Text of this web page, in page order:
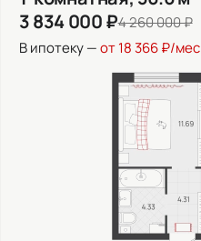
3 834 000 ₽4 260 000 ₽
В ипотеку —от 18 366 ₽/мес